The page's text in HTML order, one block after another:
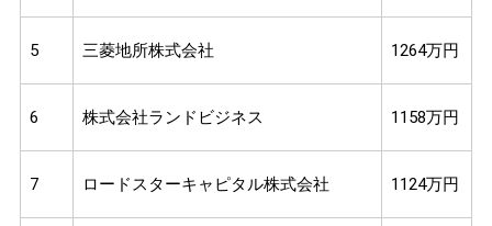
5 三菱地所株式会社 1264万円
6 株式会社ランドビジネス 1158万円
7 ロードスターキャピタル株式会社 1124万円